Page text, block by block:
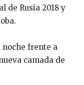
de Rusia 2018 y
noche frente a
camada de